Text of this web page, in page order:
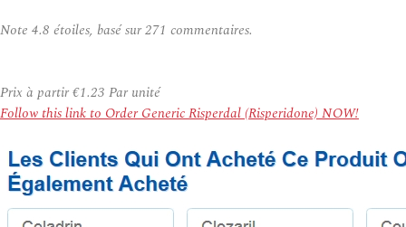
Note 4.8 étoiles, basé sur271 commentaires.
Prix à partir€1.23 Par unité
Follow this link to Order Generic Risperdal (Risperidone) NOW!